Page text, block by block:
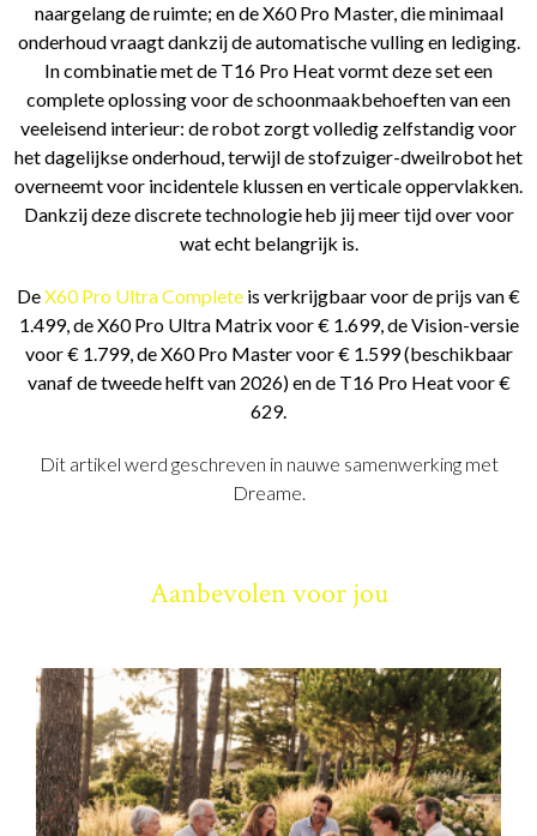
naargelang de ruimte; en de X60 Pro Master, die minimaal
onderhoud vraagt dankzij de automatische vulling en lediging.
In combinatie met de T16 Pro Heat vormt deze set een
complete oplossing voor de schoonmaakbehoeften van een
veeleisend interieur: de robot zorgt volledig zelfstandig voor
het dagelijkse onderhoud, terwijl de stofzuiger-dweilrobot het
overneemt voor incidentele klussen en verticale oppervlakken.
Dankzij deze discrete technologie heb jij meer tijd over voor
wat echt belangrijk is.
DeX60 Pro Ultra Complete is verkrijgbaar voor de prijs van €
1.499, de X60 Pro Ultra Matrix voor € 1.699, de Vision-versie
voor € 1.799, de X60 Pro Master voor € 1.599 (beschikbaar
vanaf de tweede helft van 2026) en de T16 Pro Heat voor €
629.
Dit artikel werd geschreven in nauwe samenwerking met
Dreame.
Aanbevolen voor jou